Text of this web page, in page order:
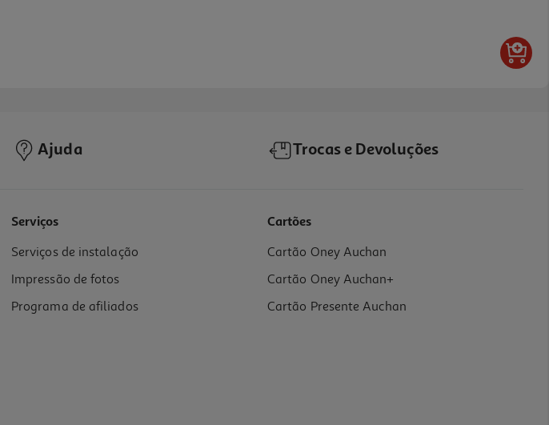
Ajuda Trocas e Devoluções
Serviços
Serviços de instalação
Impressão de fotos
Programa de afiliados
Cartões
Cartão Oney Auchan
Cartão Oney Auchan+
Cartão Presente Auchan